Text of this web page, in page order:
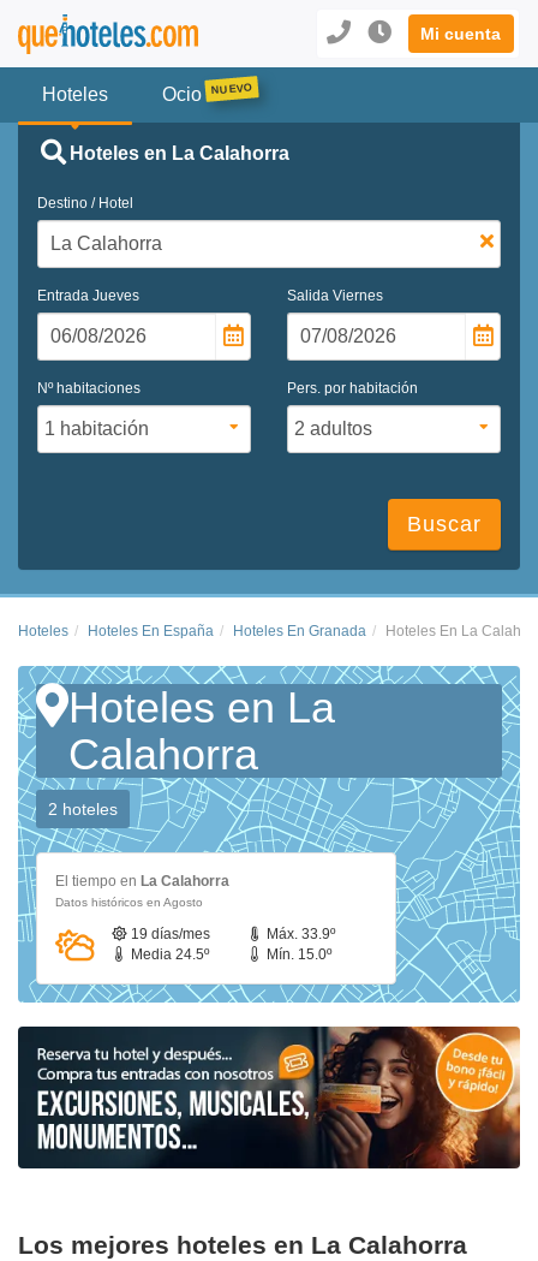
Mi cuenta
Hoteles Ocio
Hoteles en La Calahorra
Destino / Hotel
Entrada Jueves Salida Viernes
Nº habitaciones Pers. por habitación
Buscar
Hoteles Hoteles En España Hoteles En Granada Hoteles En La
Hoteles en La
Calahorra
2 hoteles
El tiempo en La Calahorra
Datos históricos en Agosto
19 días/mes
Máx. 33.9º
Media 24.5º
Mín. 15.0º
Los mejores hoteles en La Calahorra